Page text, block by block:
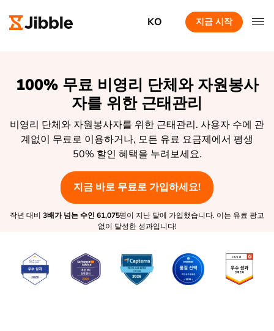
KO 지금 시작
100% 무료 비영리 단체와 자원봉사
자를 위한 근태관리
비영리 단체와 자원봉사자를 위한 근태관리. 사용자 수에 관
계없이 무료로 이용하거나, 모든 유료 요금제에서 평생
50% 할인 혜택을 누려보세요.
지금 바로 무료로 가입하세요!
작년 대비 3배가 넘는 수인 61,075명이 지난 달에 가입했습니다. 이는 유료 광고
없이 달성한 성과입니다!